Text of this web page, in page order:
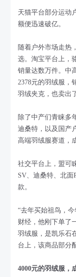
天猫平台部分运动
额便迅速破亿。
随着户外市场走热
选。淘宝平台上，
销量达数万件。中
2378元的羽绒服，
羽绒夹克，也卖出
除了中产们青睐多
迪桑特，以及国产
高端羽绒服赛道，
社交平台上，盟可
SV、迪桑特、北
款。
“去年买始祖鸟，
财经，他刚下单了
羽绒服，是凯乐石
台上，该商品部分
4000元的羽绒服，